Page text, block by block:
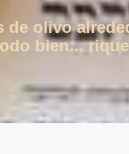
olivo
bien...